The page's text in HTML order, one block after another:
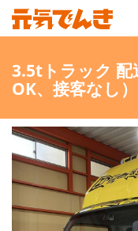
3.5tトラック 配
OK、接客なし）